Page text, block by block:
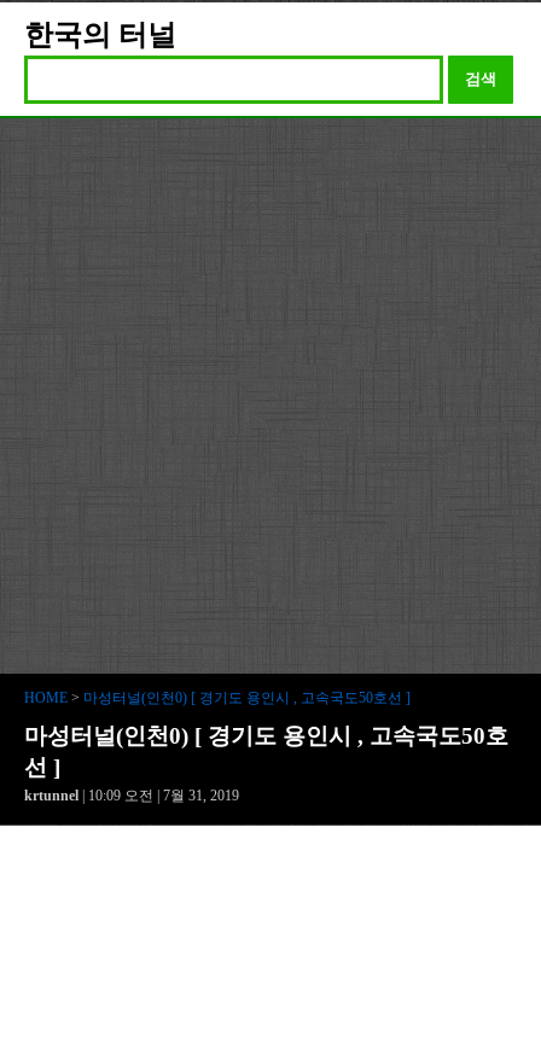
한국의 터널
검색
HOME > 마성터널(인천0) [ 경기도 용인시 , 고속국도50호선 ]
마성터널(인천0) [ 경기도 용인시 , 고속국도50호
선 ]
krtunnel | 10:09 오전 | 7월 31, 2019